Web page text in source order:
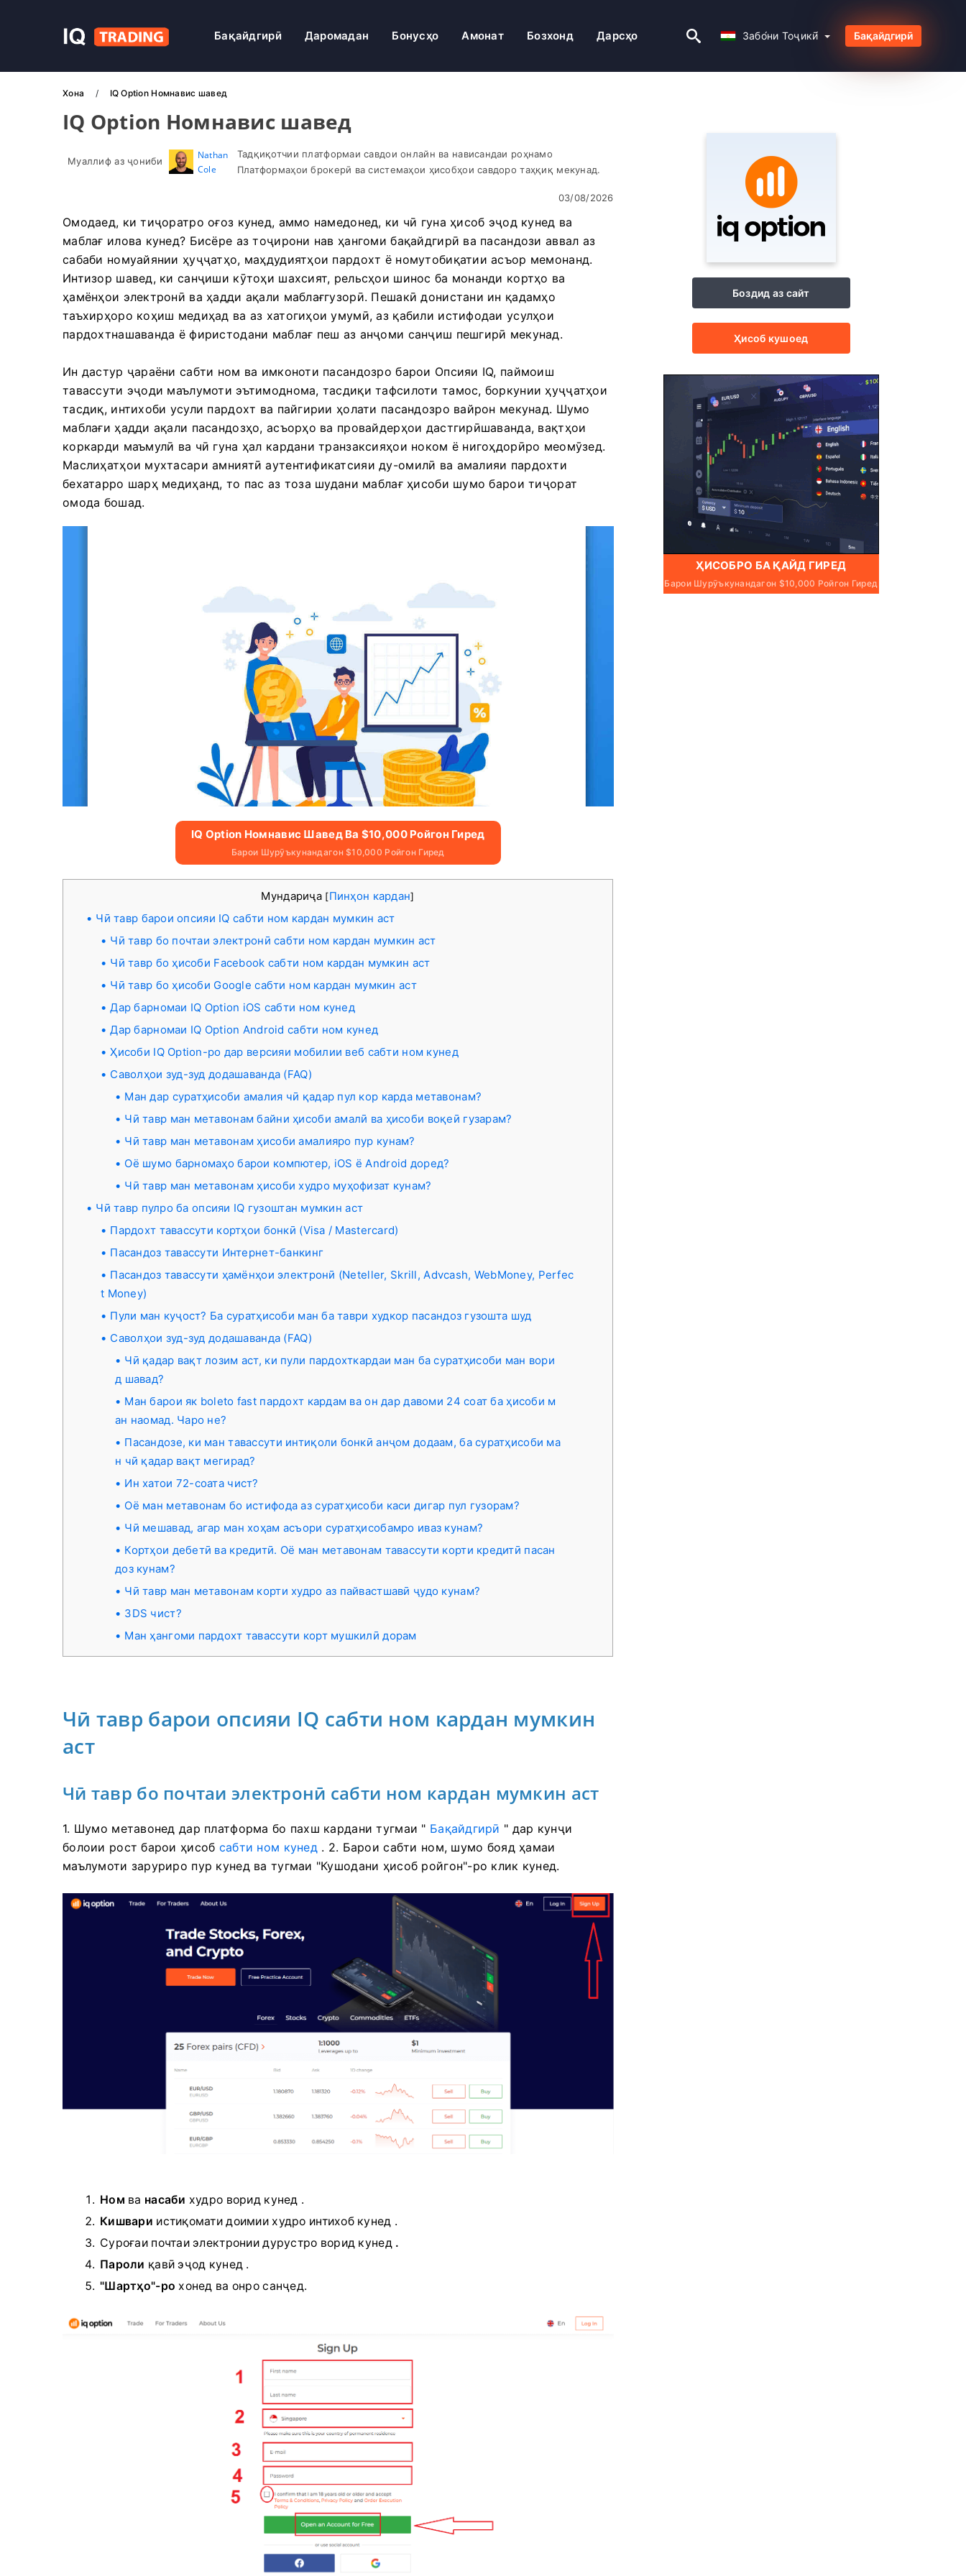
Забо́ни Тоҷикӣ́
Бақайдгирӣ Даромадан Бонусҳо Амонат Бозхонд Дарсҳо Забо́ни Тоҷикӣ́ Бақайдгирӣ
Хона IQ Option Номнавис шавед
IQ Option Номнавис шавед
Муаллиф аз ҷониби
Nathan
Cole
Тадқиқотчии платформаи савдои онлайн ва нависандаи роҳнамо
Платформаҳои брокерӣ ва системаҳои ҳисобҳои савдоро таҳқиқ мекунад.
03/08/2026
Омодаед, ки тиҷоратро оғоз кунед, аммо намедонед, ки чӣ гуна ҳисоб эҷод кунед ва
маблағ илова кунед? Бисёре аз тоҷирони нав ҳангоми бақайдгирӣ ва пасандози аввал аз
сабаби номуайянии ҳуҷҷатҳо, маҳдудиятҳои пардохт ё номутобиқатии асъор мемонанд.
Интизор шавед, ки санҷиши кӯтоҳи шахсият, рельсҳои шинос ба монанди кортҳо ва
ҳамёнҳои электронӣ ва ҳадди ақали маблағгузорӣ. Пешакӣ донистани ин қадамҳо
таъхирҳоро коҳиш медиҳад ва аз хатогиҳои умумӣ, аз қабили истифодаи усулҳои
пардохтнашаванда ё фиристодани маблағ пеш аз анҷоми санҷиш пешгирӣ мекунад.
Ин дастур ҷараёни сабти ном ва имконоти пасандозро барои Опсияи IQ, паймоиш
тавассути эҷоди маълумоти эътимоднома, тасдиқи тафсилоти тамос, боркунии ҳуҷҷатҳои
тасдиқ, интихоби усули пардохт ва пайгирии ҳолати пасандозро вайрон мекунад. Шумо
маблағи ҳадди ақали пасандозҳо, асъорҳо ва провайдерҳои дастгирӣшаванда, вақтҳои
коркарди маъмулӣ ва чӣ гуна ҳал кардани транзаксияҳои ноком ё нигоҳдорӣро меомӯзед.
Маслиҳатҳои мухтасари амниятӣ аутентификатсияи ду-омилӣ ва амалияи пардохти
бехатарро шарҳ медиҳанд, то пас аз тоза шудани маблағ ҳисоби шумо барои тиҷорат
омода бошад.
IQ Option Номнавис Шавед Ва $10,000 Ройгон Гиред
Барои Шурӯъкунандагон $10,000 Ройгон Гиред
Мундариҷа [Пинҳон кардан]
Чӣ тавр барои опсияи IQ сабти ном кардан мумкин аст
Чӣ тавр бо почтаи электронӣ сабти ном кардан мумкин аст
Чӣ тавр бо ҳисоби Facebook сабти ном кардан мумкин аст
Чӣ тавр бо ҳисоби Google сабти ном кардан мумкин аст
Дар барномаи IQ Option iOS сабти ном кунед
Дар барномаи IQ Option Android сабти ном кунед
Ҳисоби IQ Option-ро дар версияи мобилии веб сабти ном кунед
Саволҳои зуд-зуд додашаванда (FAQ)
Ман дар суратҳисоби амалия чӣ қадар пул кор карда метавонам?
Чӣ тавр ман метавонам байни ҳисоби амалӣ ва ҳисоби воқеӣ гузарам?
Чӣ тавр ман метавонам ҳисоби амалияро пур кунам?
Оё шумо барномаҳо барои компютер, iOS ё Android доред?
Чӣ тавр ман метавонам ҳисоби худро муҳофизат кунам?
Чӣ тавр пулро ба опсияи IQ гузоштан мумкин аст
Пардохт тавассути кортҳои бонкӣ (Visa / Mastercard)
Пасандоз тавассути Интернет-банкинг
Пасандоз тавассути ҳамёнҳои электронӣ (Neteller, Skrill, Advcash, WebMoney, Perfec
t Money)
Пули ман куҷост? Ба суратҳисоби ман ба таври худкор пасандоз гузошта шуд
Саволҳои зуд-зуд додашаванда (FAQ)
Чӣ қадар вақт лозим аст, ки пули пардохткардаи ман ба суратҳисоби ман вори
д шавад?
Ман барои як boleto fast пардохт кардам ва он дар давоми 24 соат ба ҳисоби м
ан наомад. Чаро не?
Пасандозе, ки ман тавассути интиқоли бонкӣ анҷом додаам, ба суратҳисоби ма
н чӣ қадар вақт мегирад?
Ин хатои 72-соата чист?
Оё ман метавонам бо истифода аз суратҳисоби каси дигар пул гузорам?
Чӣ мешавад, агар ман хоҳам асъори суратҳисобамро иваз кунам?
Кортҳои дебетӣ ва кредитӣ. Оё ман метавонам тавассути корти кредитӣ пасан
доз кунам?
Чӣ тавр ман метавонам корти худро аз пайвастшавӣ ҷудо кунам?
3DS чист?
Ман ҳангоми пардохт тавассути корт мушкилӣ дорам
Чӣ тавр барои опсияи IQ сабти ном кардан мумкин
аст
Чӣ тавр бо почтаи электронӣ сабти ном кардан мумкин аст
1. Шумо метавонед дар платформа бо пахш кардани тугмаи " Бақайдгирӣ " дар кунҷи
болоии ростбарои ҳисоб сабти ном кунед. 2. Барои сабти ном, шумо бояд ҳамаи
маълумоти заруриро пур кунед ва тугмаи "Кушодани ҳисоб ройгон"-ро клик кунед.
Ном ва насаби худро ворид кунед .
Кишвари истиқомати доимии худро интихоб кунед .
Суроғаи почтаи электронии дурустро ворид кунед .
Пароли қавӣ эҷод кунед .
"Шартҳо"-ро хонед ва онро санҷед.
Боздид аз сайт
Ҳисоб кушоед
ҲИСОБРО БА ҚАЙД ГИРЕД
Барои Шурӯъкунандагон $10,000 Ройгон Гиред